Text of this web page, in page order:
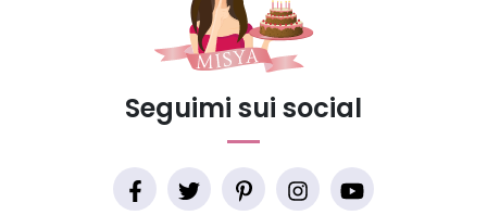
Seguimi sui social